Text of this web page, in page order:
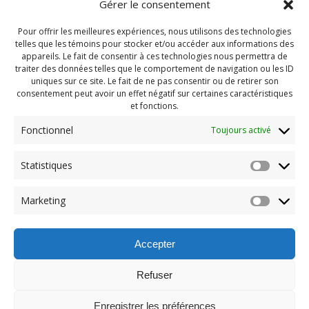
Gérer le consentement
Pour offrir les meilleures expériences, nous utilisons des technologies
telles que les témoins pour stocker et/ou accéder aux informations des
appareils. Le fait de consentir à ces technologies nous permettra de
traiter des données telles que le comportement de navigation ou les ID
uniques sur ce site. Le fait de ne pas consentir ou de retirer son
consentement peut avoir un effet négatif sur certaines caractéristiques
et fonctions.
Fonctionnel Toujours activé
Statistiques
Marketing
Accepter
Refuser
Enregistrer les préférences
Navigation
de
l'article
Previous:
post: